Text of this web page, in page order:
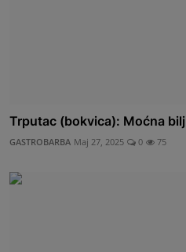
Trputac (bokvica): Moćna
GASTROBARBA Maj 27, 2025 0 75